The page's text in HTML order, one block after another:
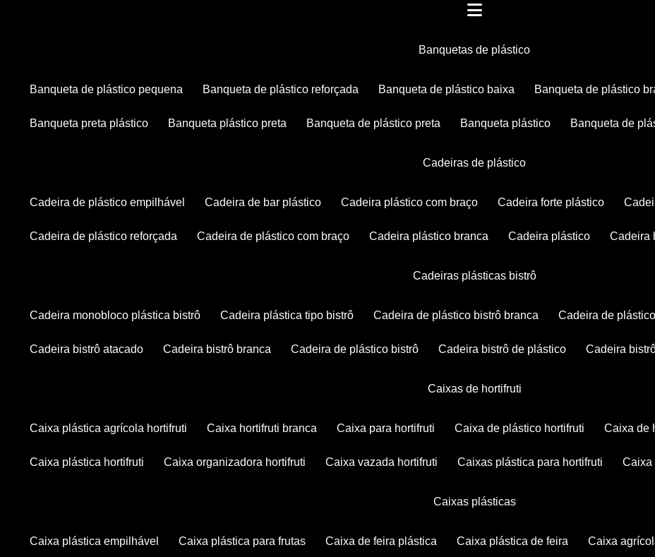
banquetas de plástico
banqueta de plástico pequena banqueta de plástico reforçada banqueta de plástico baixa banqueta de plástico
banqueta preta plástico banqueta plástico preta banqueta de plástico preta banqueta plástico banqueta de
cadeiras de plástico
cadeira de plástico empilhável cadeira de bar plástico cadeira plástico com braço cadeira forte plástico
cadeira de plástico reforçada cadeira de plástico com braço cadeira plástico branca cadeira plástico
cadeiras plásticas bistrô
cadeira monobloco plástica bistrô cadeira plástica tipo bistrô cadeira de plástico bistrô branca cadeira de
cadeira bistrô atacado cadeira bistrô branca cadeira de plástico bistrô cadeira bistrô de plástico cadeira
caixas de hortifruti
caixa plástica agrícola hortifruti caixa hortifruti branca caixa para hortifruti caixa de plástico hortifruti caixa de
caixa plástica hortifruti caixa organizadora hortifruti caixa vazada hortifruti caixas plástica para hortifruti
caixas plásticas
caixa plástica empilhável caixa plástica para frutas caixa de feira plástica caixa plástica de feira caixa